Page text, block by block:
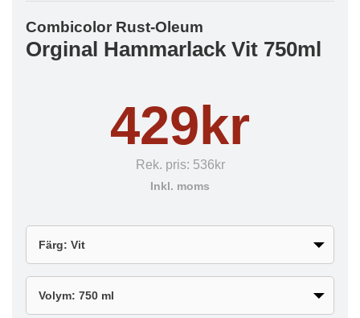
Combicolor Rust-Oleum
Orginal Hammarlack Vit 750ml
429kr
Rek. pris: 536kr
Inkl. moms